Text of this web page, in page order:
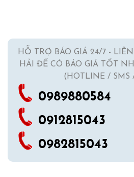
HỖ TRỢ BÁO GIÁ 24/7 -
HẢI ĐỂ CÓ BÁO GIÁ TỐT
(HOTLINE / SMS
0989880584
0912815043
0982815043